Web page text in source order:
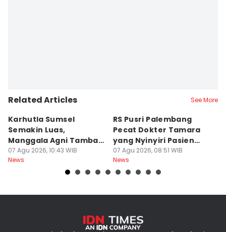
Related Articles See More
Karhutla Sumsel
Semakin Luas,
Manggala Agni Tambah
Regu Pemadam
07 Agu 2026, 10:43 WIB
News
RS Pusri Palembang
Pecat Dokter Tamara
yang Nyinyiri Pasien
Yurizal
07 Agu 2026, 08:51 WIB
News